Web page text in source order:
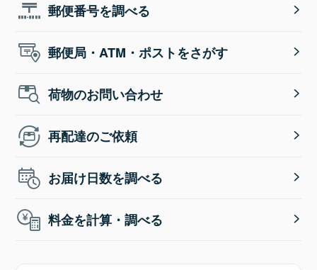
郵便番号を調べる
郵便局・ATM・ポストをさがす
荷物のお問い合わせ
再配達のご依頼
お届け日数を調べる
料金を計算・調べる